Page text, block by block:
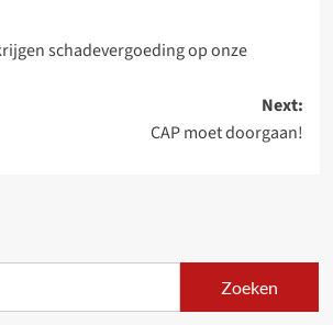
schadevergoeding op onze
Next:
CAP moet doorgaan!
Zoeken